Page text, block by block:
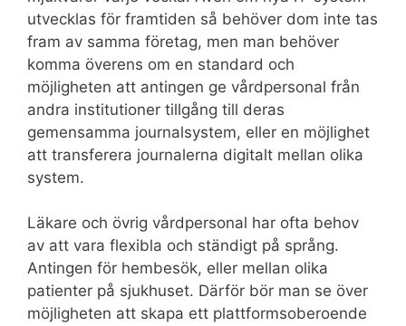
utvecklas för framtiden så behöver dom inte tas
fram av samma företag, men man behöver
komma överens om en standard och
möjligheten att antingen ge vårdpersonal från
andra institutioner tillgång till deras
gemensamma journalsystem, eller en möjlighet
att transferera journalerna digitalt mellan olika
system.
Läkare och övrig vårdpersonal har ofta behov
av att vara flexibla och ständigt på språng.
Antingen för hembesök, eller mellan olika
patienter på sjukhuset. Därför bör man se över
möjligheten att skapa ett plattformsoberoende